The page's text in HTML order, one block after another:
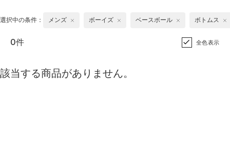
選択中の条件： メンズ ボーイズ ベースボール ボトムス
0件 全色表示
該当する商品がありません。